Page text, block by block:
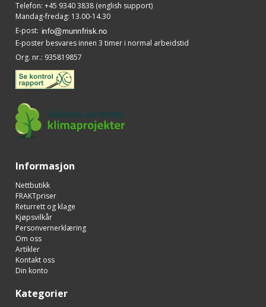
Telefon: +45 9340 3838 (english support)
Mandag-fredag: 13.00-14.30
E-post:
E-poster besvares innen 3 timer i normal arbeidstid
Org. nr.: 935819857
Informasjon
Nettbutikk
FRAKTpriser
Returrett og klage
Kjøpsvilkår
Personvernerklæring
Om oss
Artikler
Kontakt oss
Din konto
Kategorier